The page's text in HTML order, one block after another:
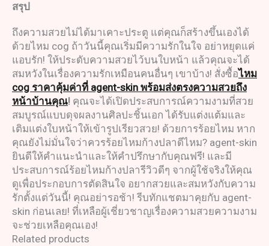
สรุป
ถึงความสวยไม่ได้มาเคาะประตู แต่คุณก็สร้างขึ้นเองได้
ด้วยไหม cog ถ้าวันนี้คุณเริ่มมีความรักในใจ อย่าหยุดแค่
แอบรัก! ให้ประดับความสวยไว้บนใบหน้า แล้วคุณจะได้
สมหวังในเรื่องความรักเหมือนคนอื่นๆ เขาบ้าง! สั่งซื้อไหม
cog ราคาคุ้มค่าที่ agent-skin พร้อมส่งตรงความสวยถึง
หน้าบ้านคุณ! คุณจะได้เปิดประสบการณ์ความงามที่สวย
สมบูรณ์แบบดุจผลงานศิลปะชิ้นเอก ได้รับแต่งแต้มและ
เติมแต่งใบหน้าให้เข้ารูปเรียวสวย! ด้วยการร้อยไหม หาก
คุณยังไม่มั่นใจว่าควรร้อยไหมก้างปลาดีไหม? agent-skin
ยินดีให้คำแนะนำและให้คำปรึกษากับคุณฟรี! และมี
ประสบการณ์ร้อยไหมก้างปลารีวิวดีๆ จากผู้ใช้จริงให้คุณ
ดูเพื่อประกอบการตัดสินใจ อยากสวยและสมหวังกับความ
รักตั้งแต่วันนี้! คุณอย่ารอช้า! รีบทักแชตมาคุยกับ agent-
skin ก่อนเลย! ที่เหลือผู้เชี่ยวชาญเรื่องความสวยความงาม
จะช่วยเหลือคุณเอง!
Related products